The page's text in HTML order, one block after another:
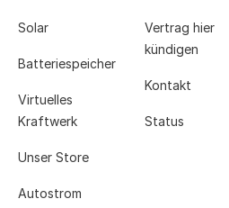
Solar
Batteriespeicher
Virtuelles
Kraftwerk
Unser Store
Autostrom
Vertrag hier
kündigen
Kontakt
Status